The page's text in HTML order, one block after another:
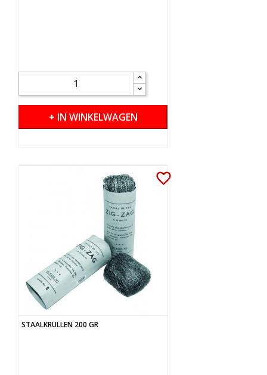
+ IN WINKELWAGEN
favorite_border
STAALKRULLEN 200 GR